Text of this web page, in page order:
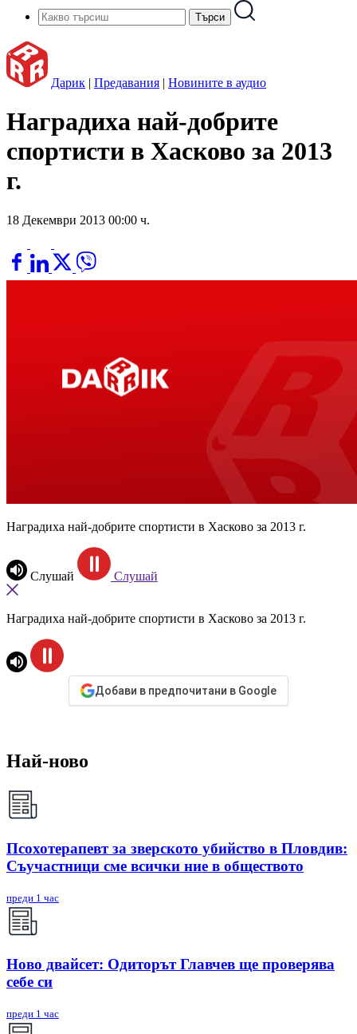
Дарик | Предавания | Новините в аудио
Наградиха най-добрите
спортисти в Хасково за 2013
г.
18 Декември 2013 00:00 ч.
Наградиха най-добрите спортисти в Хасково за 2013 г.
Слушай Слушай
Наградиха най-добрите спортисти в Хасково за 2013 г.
Добави в предпочитани в Google
Най-ново
Псохотерапевт за зверското убийство в Пловдив:
Съучастници сме всички ние в обществото
преди 1 час
Ново двайсет: Одиторът Главчев ще проверява
себе си
преди 1 час